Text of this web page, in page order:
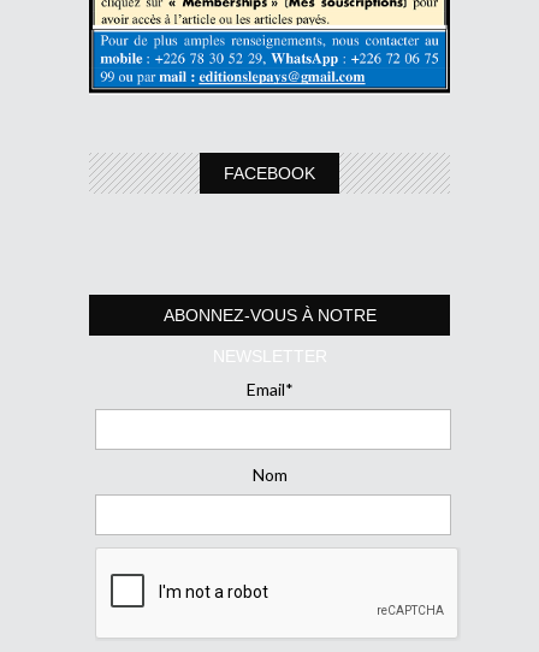
FACEBOOK
ABONNEZ-VOUS À NOTRE
NEWSLETTER
Email*
Nom